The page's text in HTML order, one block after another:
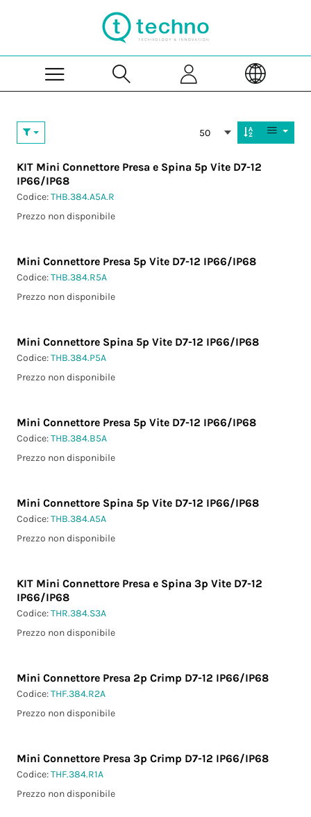
50
KIT Mini Connettore Presa e Spina 5p Vite D7-12
IP66/IP68
Codice:THB.384.A5A.R
Prezzo non disponibile
Mini Connettore Presa 5p Vite D7-12 IP66/IP68
Codice:THB.384.R5A
Prezzo non disponibile
Mini Connettore Spina 5p Vite D7-12 IP66/IP68
Codice:THB.384.P5A
Prezzo non disponibile
Mini Connettore Presa 5p Vite D7-12 IP66/IP68
Codice:THB.384.B5A
Prezzo non disponibile
Mini Connettore Spina 5p Vite D7-12 IP66/IP68
Codice:THB.384.A5A
Prezzo non disponibile
KIT Mini Connettore Presa e Spina 3p Vite D7-12
IP66/IP68
Codice:THR.384.S3A
Prezzo non disponibile
Mini Connettore Presa 2p Crimp D7-12 IP66/IP68
Codice:THF.384.R2A
Prezzo non disponibile
Mini Connettore Presa 3p Crimp D7-12 IP66/IP68
Codice:THF.384.R1A
Prezzo non disponibile